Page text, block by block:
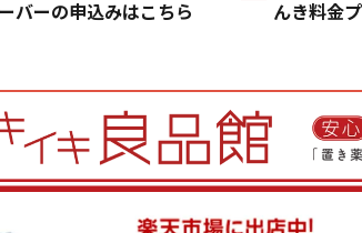
バーの申込みはこちら
んき料金